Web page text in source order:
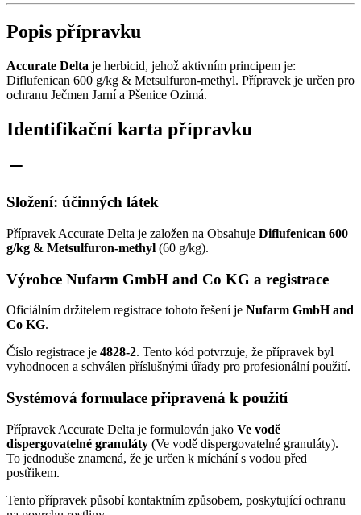
Popis přípravku
Accurate Delta je herbicid, jehož aktivním principem je:
Diflufenican 600 g/kg & Metsulfuron-methyl. Přípravek je určen pro
ochranu Ječmen Jarní a Pšenice Ozimá.
Identifikační karta přípravku
Složení: účinných látek
Přípravek Accurate Delta je založen na Obsahuje Diflufenican 600
g/kg & Metsulfuron-methyl (60 g/kg).
Výrobce Nufarm GmbH and Co KG a registrace
Oficiálním držitelem registrace tohoto řešení je Nufarm GmbH and
Co KG.
Číslo registrace je 4828-2. Tento kód potvrzuje, že přípravek byl
vyhodnocen a schválen příslušnými úřady pro profesionální použití.
Systémová formulace připravená k použití
Přípravek Accurate Delta je formulován jako Ve vodě
dispergovatelné granuláty (Ve vodě dispergovatelné granuláty).
To jednoduše znamená, že je určen k míchání s vodou před
postřikem.
Tento přípravek působí kontaktním způsobem, poskytující ochranu